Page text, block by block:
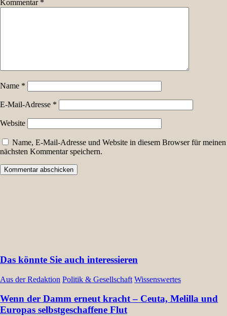
Kommentar *
Name *
E-Mail-Adresse *
Website
Name, E-Mail-Adresse und Website in diesem Browser für meinen
nächsten Kommentar speichern.
Das könnte Sie auch interessieren
Aus der Redaktion Politik & Gesellschaft Wissenswertes
Wenn der Damm erneut kracht – Ceuta, Melilla und
Europas selbstgeschaffene Flut